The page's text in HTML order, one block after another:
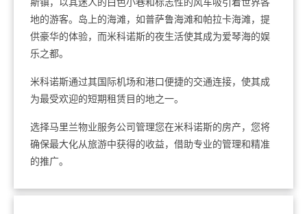
地的游客。岛上的海滩，如普萨鲁海滩和帕拉卡海滩，提
供豪华的体验，而米科诺斯的夜生活使其成为爱琴海的娱
乐之都。
米科诺斯通过其国际机场和港口便捷的交通连接，使其成
为最受欢迎的短期租赁目的地之一。
选择马里兰物业服务公司管理您在米科诺斯的房产，您将
确保最大化从旅游中获得的收益，借助专业的管理和精准
的推广。